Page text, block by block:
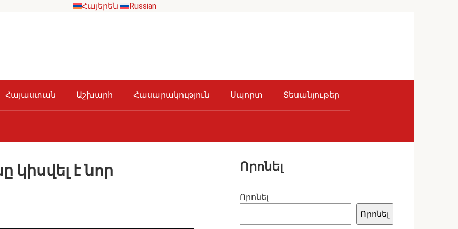
Հայերեն Russian
Հայաստան Աշխարհ Հասարակություն Սպորտ Տեսանյութեր
է նոր
Որոնել
Որոնել
Որոնել